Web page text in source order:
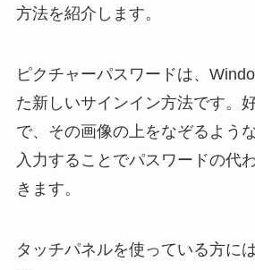
方法を紹介します。
ピクチャーパスワードは、
た新しいサインイン方法です。
で、その画像の上をなぞるよう
入力することでパスワードの代
きます。
タッチパネルを使っている方に